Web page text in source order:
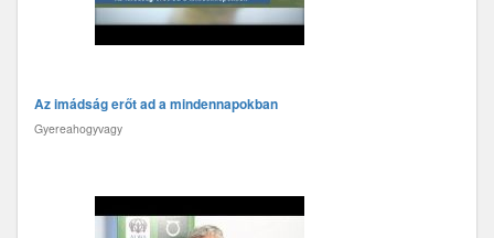
Az imádság erőt ad a mindennapokban
Gyereahogyvagy